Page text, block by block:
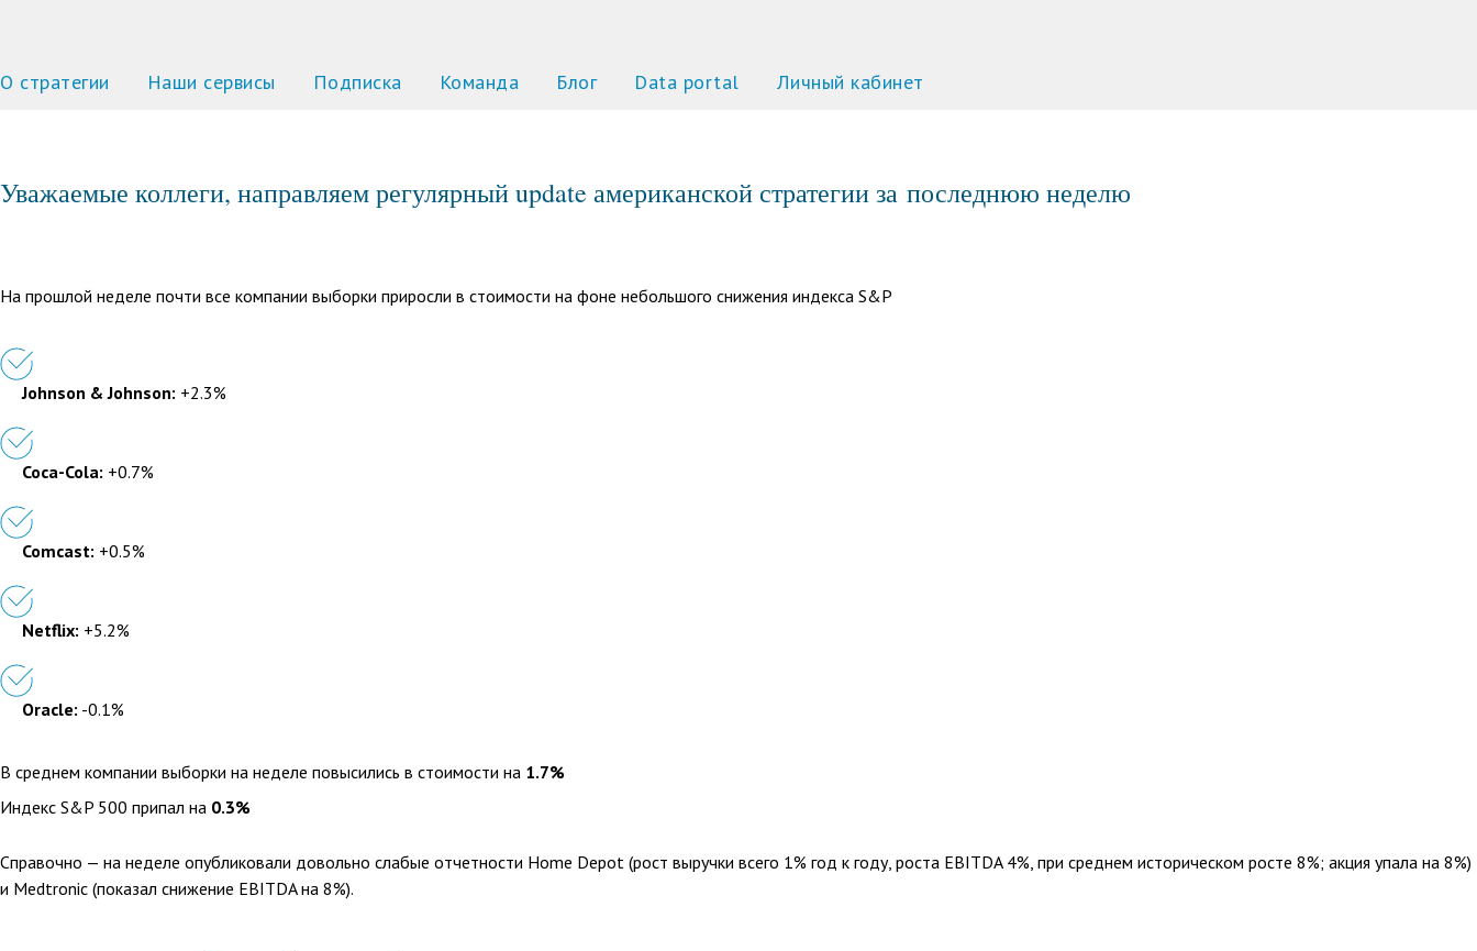
О стратегии Наши сервисы Подписка Команда Блог Data portal Личный кабинет
Уважаемые коллеги, направляем регулярный update американской стратегии за последнюю неделю
На прошлой неделе почти все компании выборки приросли в стоимости на фоне небольшого снижения индекса S&P
Johnson & Johnson: +2.3%
Coca-Cola: +0.7%
Comcast: +0.5%
Netflix: +5.2%
Oracle: -0.1%
В среднем компании выборки на неделе повысились в стоимости на 1.7%
Индекс S&P 500 припал на 0.3%
Справочно — на неделе опубликовали довольно слабые отчетности Home Depot (рост выручки всего 1% год к году, роста EBITDA 4%, при среднем историческом росте 8%; акция упала на 8%)
и Medtronic (показал снижение EBITDA на 8%).